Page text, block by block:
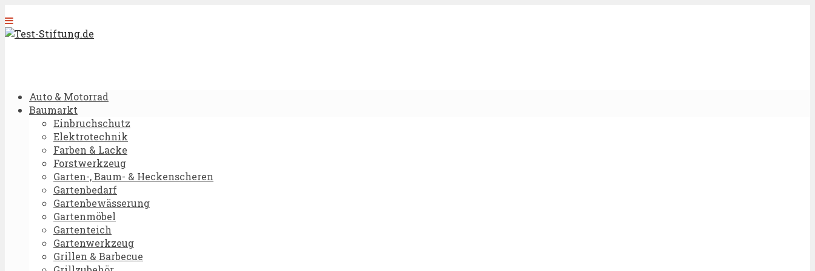
Auto & Motorrad
Baumarkt
Einbruchschutz
Elektrotechnik
Farben & Lacke
Forstwerkzeug
Garten-, Baum- & Heckenscheren
Gartenbedarf
Gartenbewässerung
Gartenmöbel
Gartenteich
Gartenwerkzeug
Grillen & Barbecue